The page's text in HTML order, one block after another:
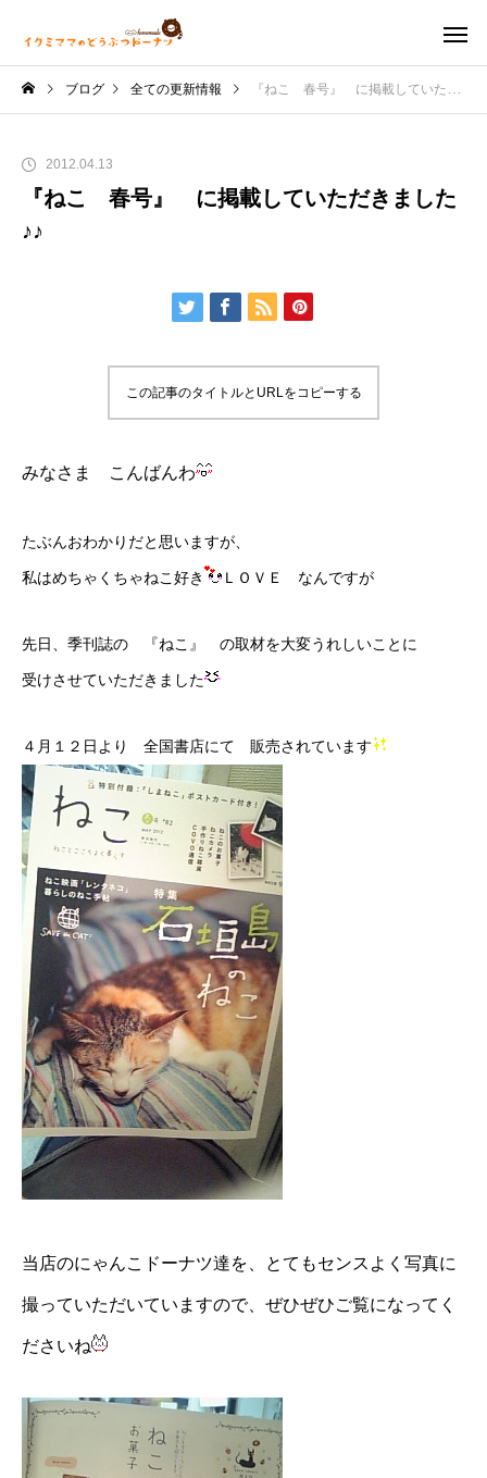
ブログ 全ての更新情報 『ねこ 春号』 に掲載していただきました♪♪
2012.04.13
『ねこ 春号』 に掲載していただきました
♪♪
この記事のタイトルとURLをコピーする
みなさま こんばんわ
たぶんおわかりだと思いますが、
私はめちゃくちゃねこ好き ＬＯＶＥ なんですが
先日、季刊誌の 『ねこ』 の取材を大変うれしいことに
受けさせていただきました
４月１２日より 全国書店にて 販売されています
当店のにゃんこドーナツ達を、とてもセンスよく写真に
撮っていただいていますので、ぜひぜひご覧になってく
ださいね